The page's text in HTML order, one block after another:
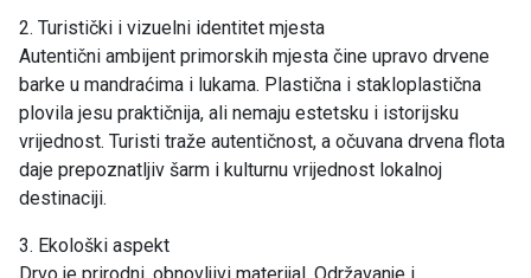
2. Turistički i vizuelni identitet mjesta
Autentični ambijent primorskih mjesta čine upravo drvene
barke u mandraćima i lukama. Plastična i stakloplastična
plovila jesu praktičnija, ali nemaju estetsku i istorijsku
vrijednost. Turisti traže autentičnost, a očuvana drvena flota
daje prepoznatljiv šarm i kulturnu vrijednost lokalnoj
destinaciji.
3. Ekološki aspekt